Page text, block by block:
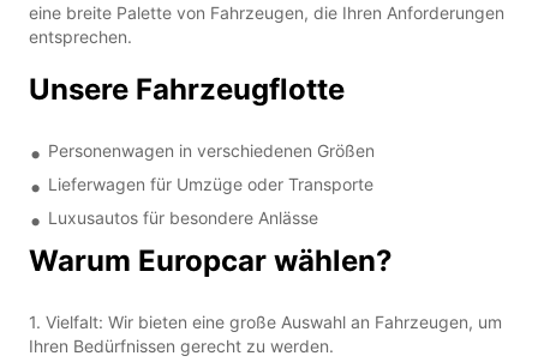
eine breite Palette von Fahrzeugen, die Ihren Anforderungen
entsprechen.
Unsere Fahrzeugflotte
Personenwagen in verschiedenen Größen
Lieferwagen für Umzüge oder Transporte
Luxusautos für besondere Anlässe
Warum Europcar wählen?
1. Vielfalt: Wir bieten eine große Auswahl an Fahrzeugen, um
Ihren Bedürfnissen gerecht zu werden.